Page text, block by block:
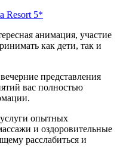
Resort 5*
анимация, участие
как дети, так и
представления
вас полностью
опытных
и оздоровительные
расслабиться и